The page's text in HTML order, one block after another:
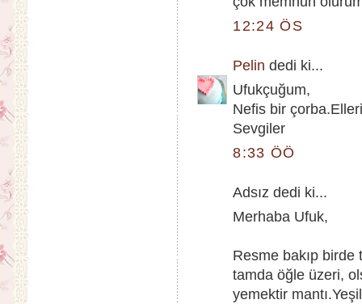
12:24 ÖS
Pelin dedi ki...
Ufukçuğum,
Nefis bir
Sevgiler
8:33 ÖÖ
Adsız dedi ki...
Merhaba Ufuk,
Resme bakıp
tamda öğle üzeri,
yemektir